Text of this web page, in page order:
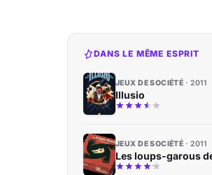
DANS LE MÊME ESPRIT
JEUX DE SOCIÉTÉ 2011
Illusio
JEUX DE SOCIÉTÉ 2011
Les loups-garous